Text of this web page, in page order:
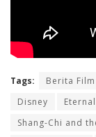
Tags: Berita Film
Disney
Shang-Chi and